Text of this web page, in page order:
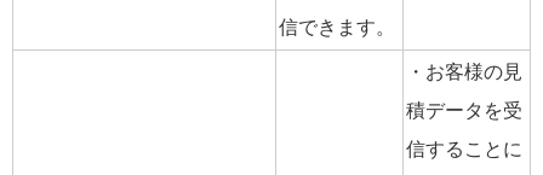
信できます。
・お客様の見
積データを受
信することに